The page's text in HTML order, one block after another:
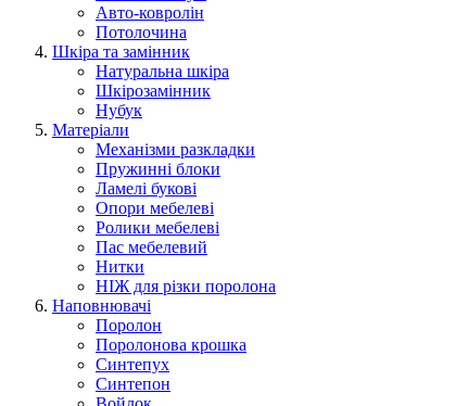
Авто-ковролін
Потолочина
Шкіра та замінник
Натуральна шкіра
Шкірозамінник
Нубук
Матеріали
Механізми разкладки
Пружинні блоки
Ламелі букові
Опори мебелеві
Ролики мебелеві
Пас мебелевий
Нитки
НІЖ для різки поролона
Наповнювачі
Поролон
Поролонова крошка
Синтепух
Синтепон